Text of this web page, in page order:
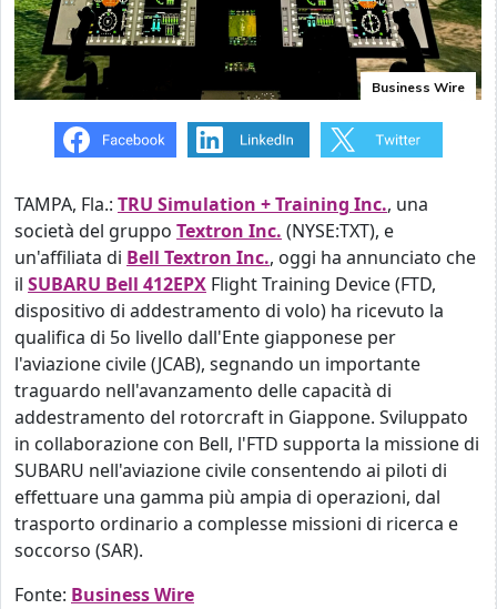
Business Wire
TAMPA, Fla.: TRU Simulation + Training Inc., una
società del gruppo Textron Inc. (NYSE:TXT), e
un'affiliata di Bell Textron Inc., oggi ha annunciato che
il SUBARU Bell 412EPX Flight Training Device (FTD,
dispositivo di addestramento di volo) ha ricevuto la
qualifica di 5o livello dall'Ente giapponese per
l'aviazione civile (JCAB), segnando un importante
traguardo nell'avanzamento delle capacità di
addestramento del rotorcraft in Giappone. Sviluppato
in collaborazione con Bell, l'FTD supporta la missione di
SUBARU nell'aviazione civile consentendo ai piloti di
effettuare una gamma più ampia di operazioni, dal
trasporto ordinario a complesse missioni di ricerca e
soccorso (SAR).
Fonte: Business Wire